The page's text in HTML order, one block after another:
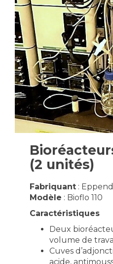
(2 unités)
Fabriquant :
Modèle : Bioflo 110
Caractéristiques
Deux
volume de
Cuves
acide,